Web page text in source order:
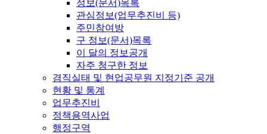
정보(문서)목록
관심정보(업무추진비 등)
주민참여방
구 정보(문서)목록
이 달의 정보공개
자주 청구한 정보
겸직실태 및 현업공무원 지정기준 공개
현황 및 통계
업무추진비
정책용역사업
행정구역